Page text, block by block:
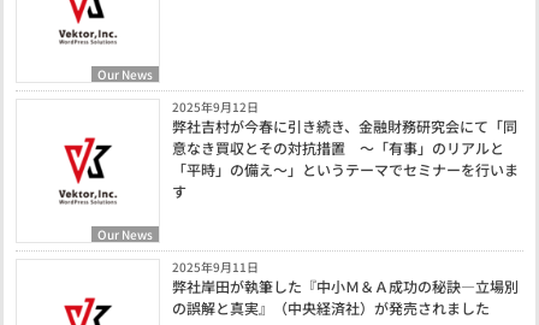
Our News
Our News
2025年9月12日
弊社吉村が今春に引き続き、金融財務研究会にて「同
意なき買収とその対抗措置 ～「有事」のリアルと
「平時」の備え～」というテーマでセミナーを行いま
す
2025年9月11日
弊社岸田が執筆した『中小Ｍ＆Ａ成功の秘訣―立場別
の誤解と真実』（中央経済社）が発売されました